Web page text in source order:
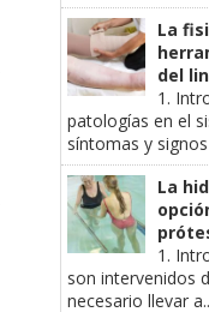
La
del
1.
patologías en el
síntomas y
La
1.
son intervenidos
necesario llevar